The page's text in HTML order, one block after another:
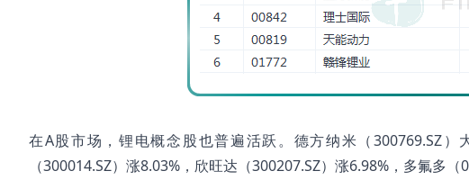
在A股市场，锂电概念股也普遍活跃。德方纳米（300769.SZ）
（300014.SZ）涨8.03%，欣旺达（300207.SZ）涨6.98%，多氟多